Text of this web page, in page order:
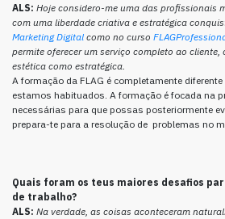
ALS: Hoje considero-me uma das profissionais
com uma liberdade criativa e estratégica
Marketing Digital como no curso
permite oferecer um serviço completo ao
estética como estratégica.
A formação da FLAG é completamente
estamos habituados. A formação é focada na
necessárias para que possas posteriormente
prepara-te para a resolução de problemas no
Quais foram os teus maiores desafios
de trabalho?
ALS: Na verdade, as coisas aconteceram